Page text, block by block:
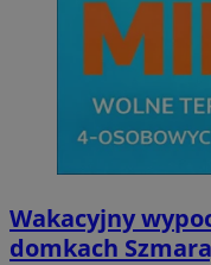
Wakacyjny
domkach